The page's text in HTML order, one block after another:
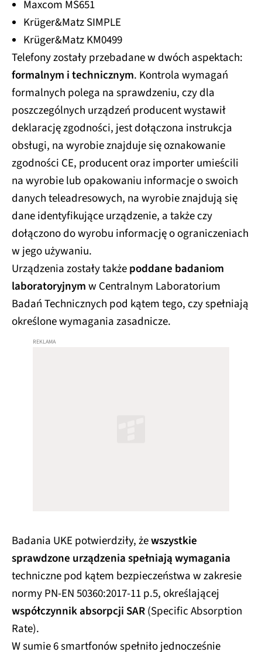
Krüger&Matz SIMPLE
Krüger&Matz KM0499
Telefony zostały przebadane w dwóch aspektach:
formalnym i technicznym . Kontrola wymagań
formalnych polega na sprawdzeniu, czy dla
poszczególnych urządzeń producent wystawił
deklarację zgodności, jest dołączona instrukcja
obsługi, na wyrobie znajduje się oznakowanie
zgodności CE, producent oraz importer umieścili
na wyrobie lub opakowaniu informacje o swoich
danych teleadresowych, na wyrobie znajdują się
dane identyfikujące urządzenie, a także czy
dołączono do wyrobu informację o ograniczeniach
w jego używaniu.
Urządzenia zostały takżepoddane badaniom
laboratoryjnymw Centralnym Laboratorium
Badań Technicznych pod kątem tego, czy spełniają
określone wymagania zasadnicze.
Badania UKE potwierdziły, żewszystkie
sprawdzone urządzenia spełniają wymagania
techniczne pod kątem bezpieczeństwa w zakresie
normy PN-EN 50360:2017-11 p.5, określającej
współczynnik absorpcji SAR(Specific Absorption
Rate).
W sumie 6 smartfonów spełniło jednocześnie